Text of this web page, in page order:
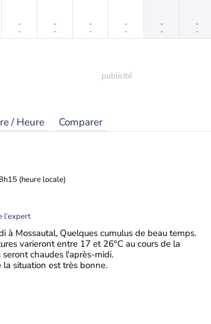
-
-
-
-
-
-
-
-
-
-
-
-
/ Heure Comparer
(heure locale)
l’expert
à Mossautal, Quelques cumulus de beau temps.
varieront entre 17 et 26°C au cours de la
seront chaudes l'après-midi.
la situation est très bonne.